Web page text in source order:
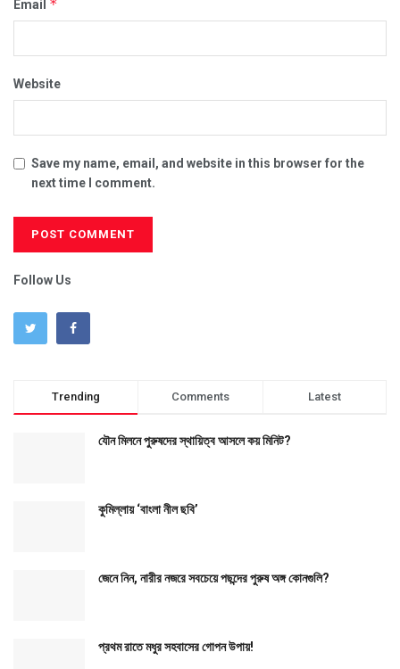
Email *
Website
Save my name, email, and website in this browser for the
next time I comment.
Follow Us
Trending Comments Latest
যৌন মিলনে পুরুষদের স্থায়িত্ব আসলে কয় মিনিট?
কুমিল্লায় ‘বাংলা নীল ছবি’
জেনে নিন, নারীর নজরে সবচেয়ে পছন্দের পুরুষ অঙ্গ কোনগুলি?
প্রথম রাতে মধুর সহবাসের গোপন উপায়!